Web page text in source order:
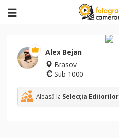
Alex Bejan
Brasov
Sub 1000
Aleasă la Selecția Editorilor